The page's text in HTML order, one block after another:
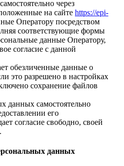
через
на сайте https://epi-
Оператору посредством
соответствующие формы
данные Оператору,
согласие с данной
обезличенные данные о
это разрешено в настройках
сохранение файлов
данных самостоятельно
его
согласие свободно, своей
данных